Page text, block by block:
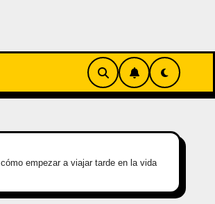
cómo empezar a viajar tarde en la vida